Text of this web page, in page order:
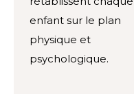
enfant sur le plan
physique et
psychologique.